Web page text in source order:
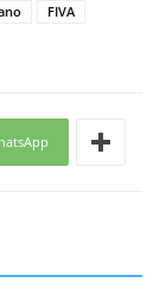
FIVA